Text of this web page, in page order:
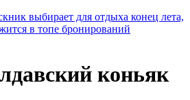
коньяк